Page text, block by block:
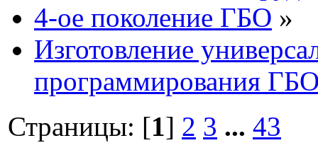
4-ое поколение ГБО »
Изготовление
программирования
Страницы: [1] 2 3 ... 43